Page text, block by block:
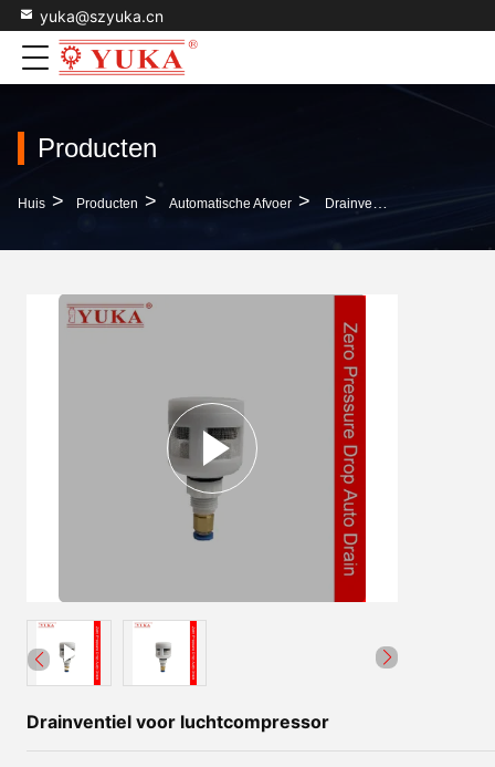
yuka@szyuka.cn
Producten
Huis > Producten > Automatische Afvoer > Drainventiel Voor Luchtcompressor
Drainventiel voor luchtcompressor